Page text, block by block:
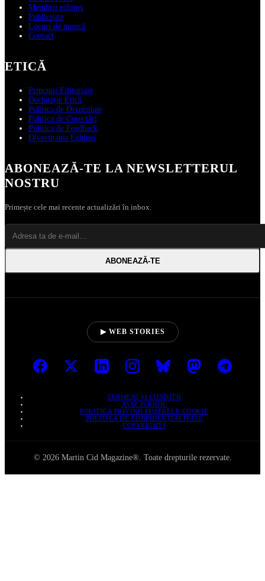
Membrii echipei
Publicitate
Locuri de muncă
Contact
ETICĂ
Principii Editoriale
Declarație Etică
Politica de Diversitate
Politica de Corectări
Politica de Feedback
Diversitatea Echipei
ABONEAZĂ‑TE LA NEWSLETTERUL
NOSTRU
Primește cele mai recente actualizări în inbox.
ABONEAZĂ‑TE
▶ WEB STORIES
TERMENI ȘI CONDIȚII
AVIZ JURIDIC
POLITICA PRIVIND FIȘIERELE COOKIE
POLITICA DE CONFIDENȚIALITATE
COPYRIGHTS
© 2026 Martin Cid Magazine®. Toate drepturile rezervate.